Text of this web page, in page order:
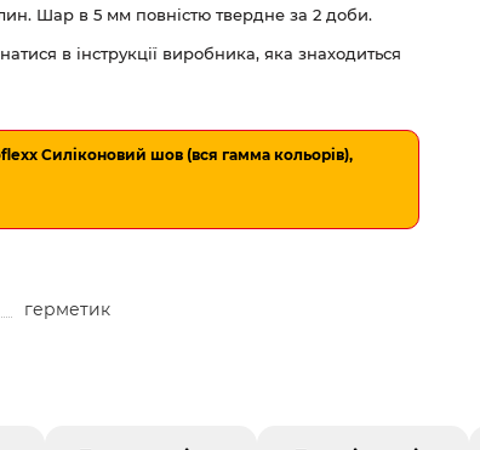
Шар в 5 мм повністю твердне за 2 доби.
в інструкції виробника, яка знаходиться
Силіконовий шов (вся гамма кольорів),
герметик